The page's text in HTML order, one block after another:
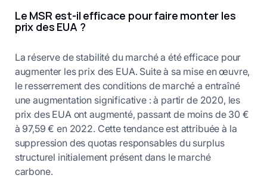
Le MSR est-il efficace pour faire monter les
prix des EUA ?
La réserve de stabilité du marché a été efficace pour
augmenter les prix des EUA. Suite à sa mise en œuvre,
le resserrement des conditions de marché a entraîné
une augmentation significative : à partir de 2020, les
prix des EUA ont augmenté, passant de moins de 30 €
à 97,59 € en 2022. Cette tendance est attribuée à la
suppression des quotas responsables du surplus
structurel initialement présent dans le marché
carbone.